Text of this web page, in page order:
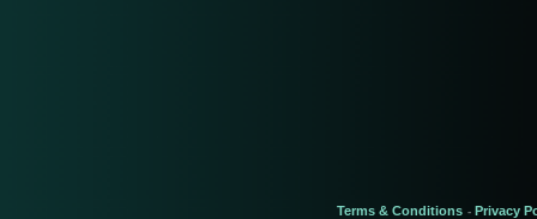
Terms & Conditions - Privacy